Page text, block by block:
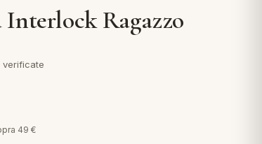
Ragazzo
verificate
49 €